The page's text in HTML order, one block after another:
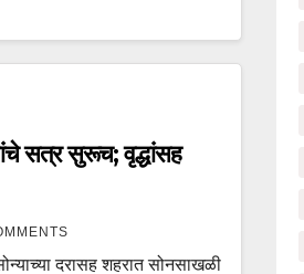
सत्र सुरूच; वृद्धांसह
दरासह शहरात सोनसाखळी